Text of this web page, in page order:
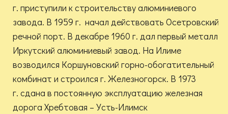
г. приступили к строительству алюминиевого
завода. В 1959 г. начал действовать Осетровский
речной порт. В декабре 1960 г. дал первый металл
Иркутский алюминиевый завод. На Илиме
возводился Коршуновский горно-обогатительный
комбинат и строился г. Железногорск. В 1973
г. сдана в постоянную эксплуатацию железная
дорога Хребтовая – Усть-Илимск